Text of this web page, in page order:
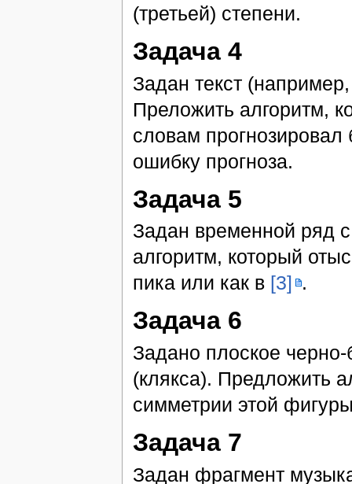
(третьей) степени.
Задача 4
Задан текст
Преложить алгоритм,
словам
ошибку прогноза.
Задача 5
Задан временной ряд
алгоритм, который
пика или как в [3] .
Задача 6
Задано плоское
(клякса). Предложить
симметрии этой
Задача 7
Задан фрагмент